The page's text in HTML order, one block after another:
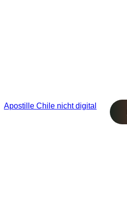
Apostille Chile nicht digital